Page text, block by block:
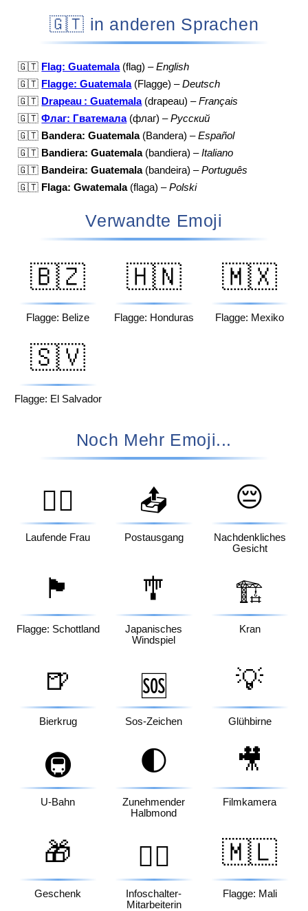
🇬🇹 in anderen Sprachen
🇬🇹 Flag: Guatemala(flag) –English
🇬🇹 Flagge: Guatemala(Flagge) –Deutsch
🇬🇹 Drapeau : Guatemala(drapeau) –Français
🇬🇹 Флаг: Гватемала(флаг) –Русский
🇬🇹 Bandera: Guatemala(Bandera) –Español
🇬🇹 Bandiera: Guatemala(bandiera) –Italiano
🇬🇹 Bandeira: Guatemala(bandeira) –Português
🇬🇹 Flaga: Gwatemala(flaga) –Polski
Verwandte Emoji
🇧🇿
Flagge: Belize
🇭🇳
Flagge: Honduras
🇲🇽
Flagge: Mexiko
🇸🇻
Flagge: El Salvador
Noch Mehr Emoji...
🏃‍♀️
Laufende Frau
📤
Postausgang
😔
Nachdenkliches
Gesicht
🏴󠁧󠁢󠁳󠁣󠁴󠁿
Flagge: Schottland
🎐
Japanisches
Windspiel
🏗️
Kran
🍺
Bierkrug
🆘
Sos-Zeichen
💡
Glühbirne
🚇
U-Bahn
🌓
Zunehmender
Halbmond
🎥
Filmkamera
🎁
Geschenk
💁‍♀️
Infoschalter-
Mitarbeiterin
🇲🇱
Flagge: Mali